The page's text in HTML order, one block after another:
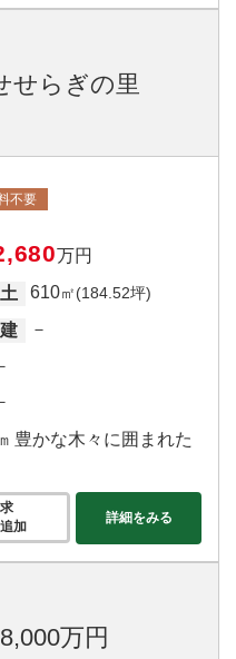
せらぎの里
不要
万円
土
610㎡(184.52坪)
建
－
豊かな木々に囲まれた
加
詳細をみる
万円